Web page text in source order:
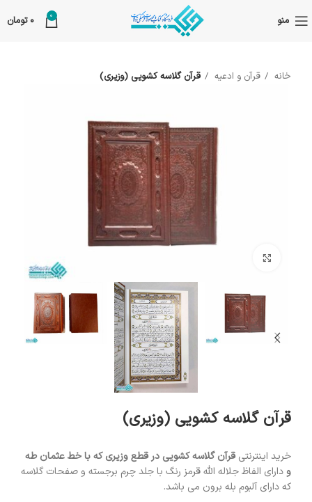
منو 0
0 تومان
خانه قرآن و ادعیه قرآن گلاسه کشویی (وزیری)
قرآن گلاسه کشویی (وزیری)
خرید اینترنتیقرآن گلاسه کشویی در قطع وزیری که با خط عثمان طه
و دارای الفاظ جلاله اللّه قرمز رنگ با جلد چرم برجسته و صفحات گلاسه
که دارای آلبوم بله برون می باشد.